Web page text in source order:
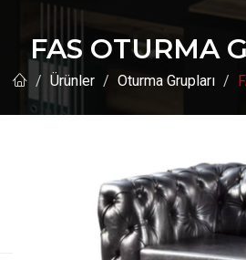
FAS OTURMA
Ürünler Oturma Grupları